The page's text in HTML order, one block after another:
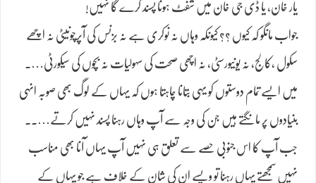
یار خان، یا ڈی جی خان میں شفٹ ہونا پسند کرے گا نہیں!
جواب مانگو کہ کیوں ؟؟ کیونکہ وہاں نہ نوکری ہے نہ بزنس کی آپرچونیٹی نہ اچھے
سکول ،کالج، نہ یونیورسٹی، نہ اچھی صحت کی سہولیات نہ بچوں کی سیکورٹی….
میں ایسے تمام دوستوں کو یہی بتانا چاہتا ہوں کہ یہاں کے لوگ بھی صوبہ انہی
بنیادوں پر مانگتے ہیں جن کی وجہ سے آپ وہاں رہنا پسند نہیں کرتے…..
جب آپ کا اس جنوبی حصے سے تعلق ہی نہیں آپ یہاں آنا بھی مناسب
نہیں سمجھتے یہاں رہنا تو ویسے ان کی شان کے خلاف ہے جو یہاں کے